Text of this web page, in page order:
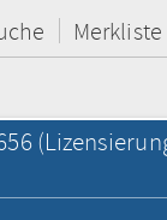
Merkliste